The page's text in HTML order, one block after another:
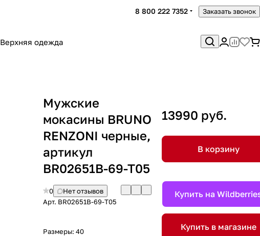
8 800 222 7352 Заказать звонок
Верхняя одежда
Мужские
мокасины BRUNO
RENZONI черные,
артикул
BR02651B-69-T05
0
Нет отзывов
Арт. BR02651B-69-T05
Размеры: 40
13990 руб.
В корзину
Купить на
Купить в магазине